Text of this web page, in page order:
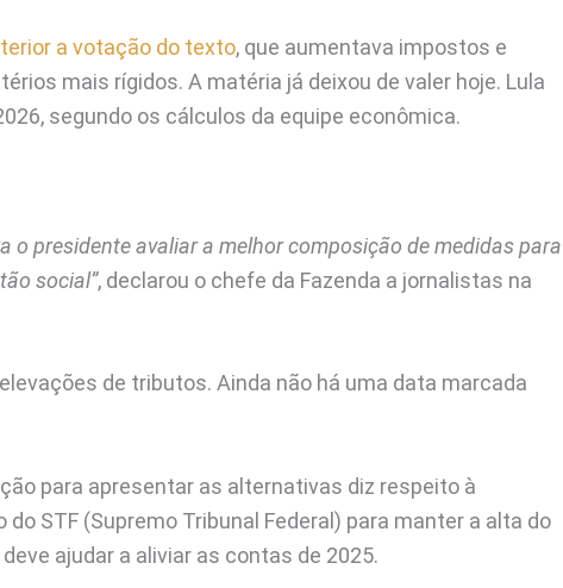
a votação do texto, que aumentava impostos e
mais rígidos. A matéria já deixou de valer hoje. Lula
segundo os cálculos da equipe econômica.
o presidente avaliar a melhor composição de medidas para
social”, declarou o chefe da Fazenda a jornalistas na
de tributos. Ainda não há uma data marcada
para apresentar as alternativas diz respeito à
STF (Supremo Tribunal Federal) para manter a alta do
ajudar a aliviar as contas de 2025.